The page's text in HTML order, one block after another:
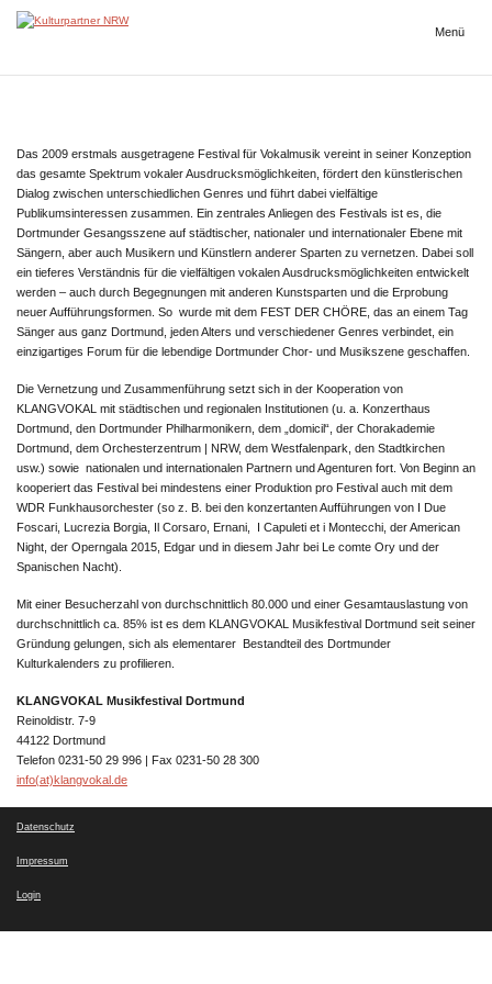
Inhalt
NRW
Menü
Das 2009 erstmals ausgetragene Festival für Vokalmusik vereint in seiner Konzeption
das gesamte Spektrum vokaler Ausdrucksmöglichkeiten, fördert den künstlerischen
Dialog zwischen unterschiedlichen Genres und führt dabei vielfältige
Publikumsinteressen zusammen. Ein zentrales Anliegen des Festivals ist es, die
Dortmunder Gesangsszene auf städtischer, nationaler und internationaler Ebene mit
Sängern, aber auch Musikern und Künstlern anderer Sparten zu vernetzen. Dabei soll
ein tieferes Verständnis für die vielfältigen vokalen Ausdrucksmöglichkeiten entwickelt
werden – auch durch Begegnungen mit anderen Kunstsparten und die Erprobung
neuer Aufführungsformen. So wurde mit dem FEST DER CHÖRE, das an einem Tag
Sänger aus ganz Dortmund, jeden Alters und verschiedener Genres verbindet, ein
einzigartiges Forum für die lebendige Dortmunder Chor- und Musikszene geschaffen.
Die Vernetzung und Zusammenführung setzt sich in der Kooperation von
KLANGVOKAL mit städtischen und regionalen Institutionen (u. a. Konzerthaus
Dortmund, den Dortmunder Philharmonikern, dem „domicil“, der Chorakademie
Dortmund, dem Orchesterzentrum | NRW, dem Westfalenpark, den Stadtkirchen
usw.) sowie nationalen und internationalen Partnern und Agenturen fort. Von Beginn an
kooperiert das Festival bei mindestens einer Produktion pro Festival auch mit dem
WDR Funkhausorchester (so z. B. bei den konzertanten Aufführungen von I Due
Foscari, Lucrezia Borgia, Il Corsaro, Ernani, I Capuleti et i Montecchi, der American
Night, der Operngala 2015, Edgar und in diesem Jahr bei Le comte Ory und der
Spanischen Nacht).
Mit einer Besucherzahl von durchschnittlich 80.000 und einer Gesamtauslastung von
durchschnittlich ca. 85% ist es dem KLANGVOKAL Musikfestival Dortmund seit seiner
Gründung gelungen, sich als elementarer Bestandteil des Dortmunder
Kulturkalenders zu profilieren.
KLANGVOKAL Musikfestival Dortmund
Reinoldistr. 7-9
44122 Dortmund
Telefon 0231-50 29 996 | Fax 0231-50 28 300
info(at)klangvokal.de
Datenschutz
Impressum
Login